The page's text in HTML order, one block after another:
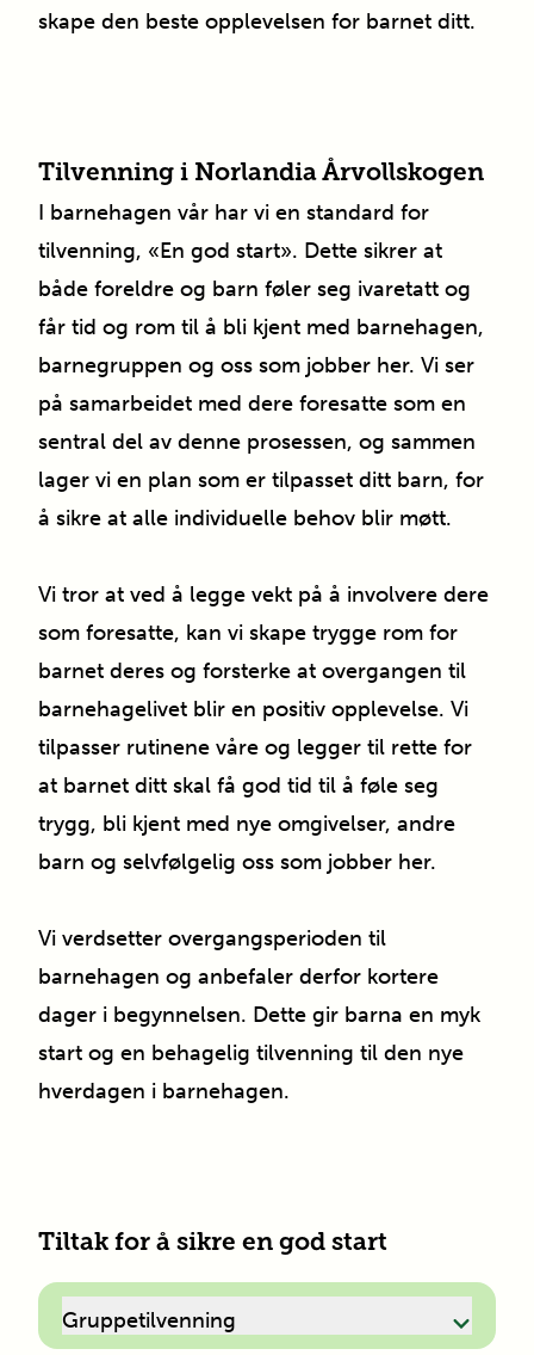
skape den beste opplevelsen for barnet ditt.
Tilvenning i NorlandiaÅrvollskogen
I barnehagen vår har vi en standard for
tilvenning, «En god start». Dette sikrer at
både foreldre og barn føler seg ivaretatt og
får tid og rom til å bli kjent med barnehagen,
barnegruppen og oss som jobber her. Vi ser
på samarbeidet med dere foresatte som en
sentral del av denne prosessen, og sammen
lager vi en plan som er tilpasset ditt barn, for
å sikre at alle individuelle behov blir møtt.
Vi tror at ved å legge vekt på å involvere dere
som foresatte, kan vi skape trygge rom for
barnet deres og forsterke at overgangen til
barnehagelivet blir en positiv opplevelse. Vi
tilpasser rutinene våre og legger til rette for
at barnet ditt skal få god tid til å føle seg
trygg, bli kjent med nye omgivelser, andre
barn og selvfølgelig oss som jobber her.
Vi verdsetter overgangsperioden til
barnehagen og anbefaler derfor kortere
dager i begynnelsen. Dette gir barna en myk
start og en behagelig tilvenning til den nye
hverdagen i barnehagen.
Tiltak for å sikre en god start
Gruppetilvenning